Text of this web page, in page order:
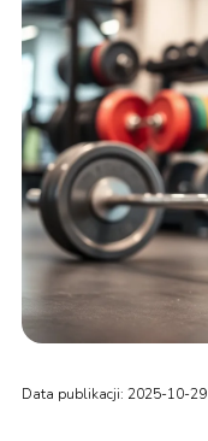
Data publikacji: 2025-10-29